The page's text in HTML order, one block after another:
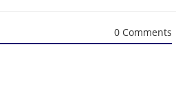
0 Comments